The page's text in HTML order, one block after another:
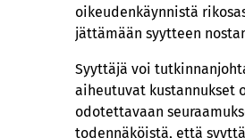
oikeudenkäynnistä
jättämään syytteen
Syyttäjä voi
aiheutuvat kustannukset
odotettavaan
todennäköistä, että